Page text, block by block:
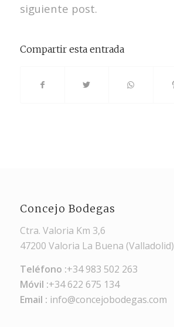
siguiente post.
Compartir esta entrada
Concejo Bodegas
Ctra. Valoria Km 3,6
47200 Valoria La Buena (Valladolid)
Teléfono :+34 983 502 263
Móvil :+34 622 675 134
Email : info@concejobodegas.com